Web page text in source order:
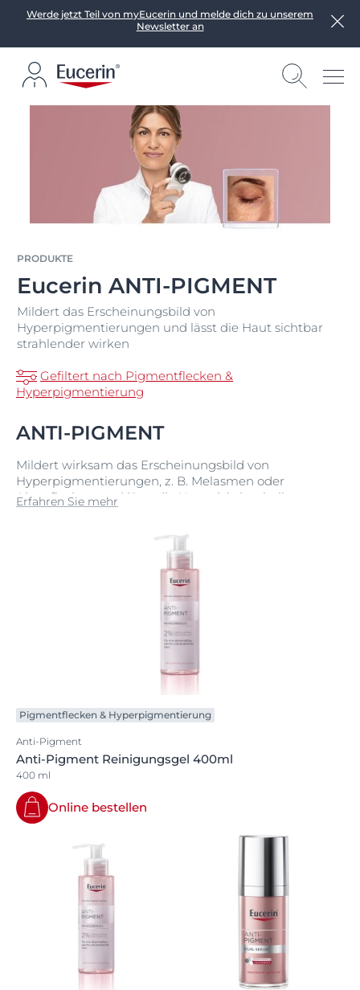
Werde jetzt Teil von myEucerin und melde dich zu unserem
Newsletter an
PRODUKTE
Eucerin ANTI-PIGMENT
Mildert das Erscheinungsbild von
Hyperpigmentierungen und lässt die Haut sichtbar
strahlender wirken
Gefiltert nach Pigmentflecken &
Hyperpigmentierung
ANTI-PIGMENT
Mildert wirksam das Erscheinungsbild von
Hyperpigmentierungen, z. B. Melasmen oder
Altersflecken, und lässt die Haut sichtbar heller,
Erfahren Sie mehr
Pigmentflecken & Hyperpigmentierung
Anti-Pigment
Anti-Pigment Reinigungsgel 400ml
400 ml
Online bestellen